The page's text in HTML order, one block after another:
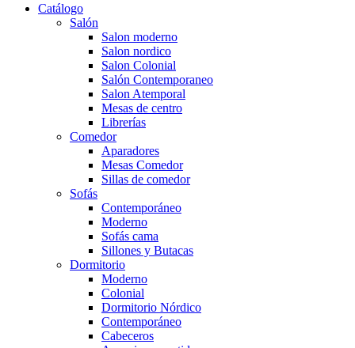
Catálogo
Salón
Salon moderno
Salon nordico
Salon Colonial
Salón Contemporaneo
Salon Atemporal
Mesas de centro
Librerías
Comedor
Aparadores
Mesas Comedor
Sillas de comedor
Sofás
Contemporáneo
Moderno
Sofás cama
Sillones y Butacas
Dormitorio
Moderno
Colonial
Dormitorio Nórdico
Contemporáneo
Cabeceros